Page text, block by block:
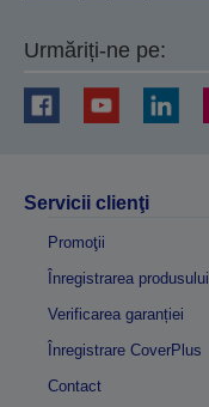
Urmăriți-ne pe:
Servicii clienţi
Promoţii
Înregistrarea produsului
Verificarea garanției
Înregistrare CoverPlus
Contact